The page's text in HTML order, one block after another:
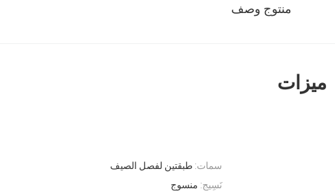
منتوج وصف
ميزات
سمات: طبقتين لفصل الصيف
نَسِيج: منسوج